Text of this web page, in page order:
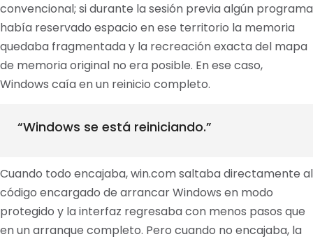
convencional; si durante la sesión previa algún programa
había reservado espacio en ese territorio la memoria
quedaba fragmentada y la recreación exacta del mapa
de memoria original no era posible. En ese caso,
Windows caía en un reinicio completo.
“Windows se está reiniciando.”
Cuando todo encajaba, win.com saltaba directamente al
código encargado de arrancar Windows en modo
protegido y la interfaz regresaba con menos pasos que
en un arranque completo. Pero cuando no encajaba, la